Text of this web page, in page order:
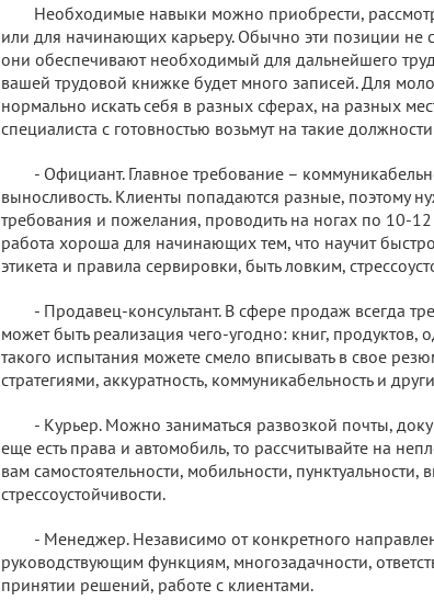
Необходимые навыки можно приобрести,
или для начинающих карьеру. Обычно эти позиции не
они обеспечивают необходимый для дальнейшего
вашей трудовой книжке будет много записей. Для
нормально искать себя в разных сферах, на разных
специалиста с готовностью возьмут на такие
- Официант. Главное требование –
выносливость. Клиенты попадаются разные, поэтому
требования и пожелания, проводить на ногах по 10-12
работа хороша для начинающих тем, что научит
этикета и правила сервировки, быть ловким,
- Продавец-консультант. В сфере продаж всегда
может быть реализация чего-угодно: книг, продуктов,
такого испытания можете смело вписывать в свое
стратегиями, аккуратность, коммуникабельность и
- Курьер. Можно заниматься развозкой почты,
еще есть права и автомобиль, то рассчитывайте на
вам самостоятельности, мобильности, пунктуальности,
стрессоустойчивости.
- Менеджер. Независимо от конкретного
руководствующим функциям, многозадачности,
принятии решений, работе с клиентами.